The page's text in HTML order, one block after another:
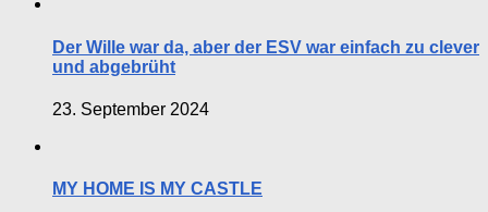
Der Wille war da, aber der ESV war einfach zu clever
und abgebrüht
23. September 2024
MY HOME IS MY CASTLE